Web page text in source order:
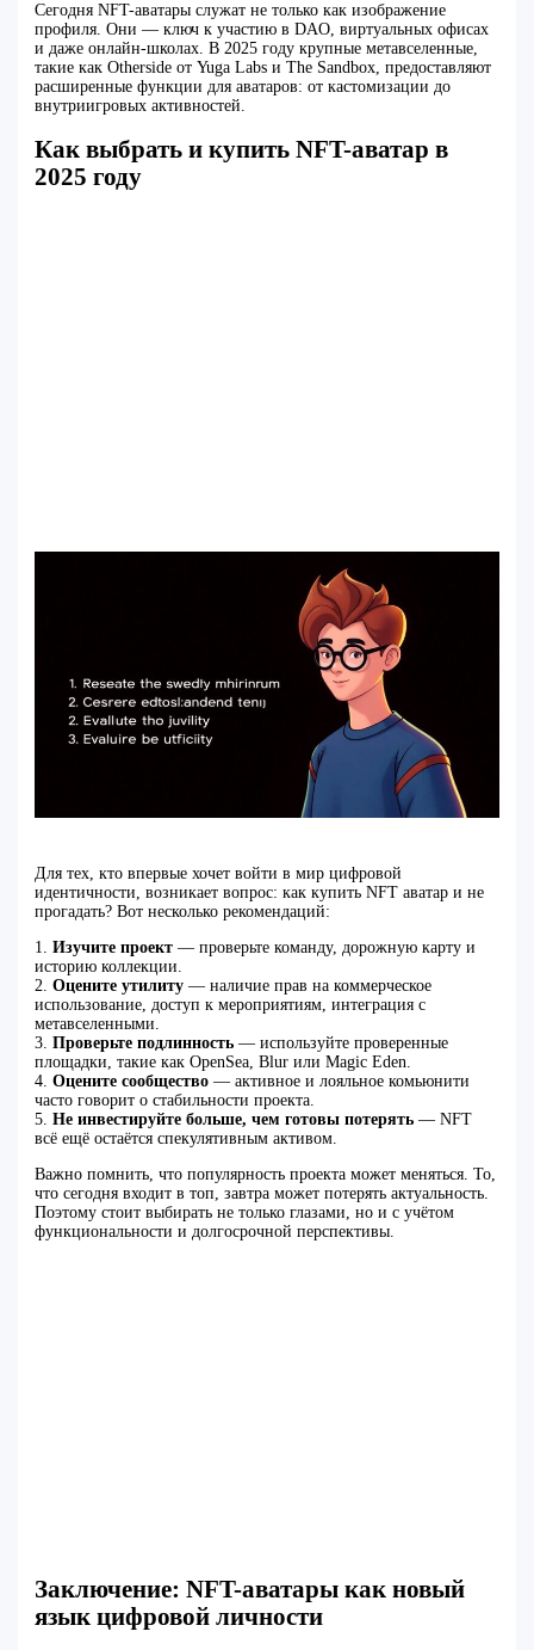
Сегодня NFT-аватары служат не только как изображение
профиля. Они — ключ к участию в DAO, виртуальных офисах
и даже онлайн-школах. В 2025 году крупные метавселенные,
такие как Otherside от Yuga Labs и The Sandbox, предоставляют
расширенные функции для аватаров: от кастомизации до
внутриигровых активностей.
Как выбрать и купить NFT-аватар в
2025 году
Для тех, кто впервые хочет войти в мир цифровой
идентичности, возникает вопрос: как купить NFT аватар и не
прогадать? Вот несколько рекомендаций:
1.Изучите проект — проверьте команду, дорожную карту и
историю коллекции.
2.Оцените утилиту — наличие прав на коммерческое
использование, доступ к мероприятиям, интеграция с
метавселенными.
3.Проверьте подлинность — используйте проверенные
площадки, такие как OpenSea, Blur или Magic Eden.
4.Оцените сообщество — активное и лояльное комьюнити
часто говорит о стабильности проекта.
5.Не инвестируйте больше, чем готовы потерять — NFT
всё ещё остаётся спекулятивным активом.
Важно помнить, что популярность проекта может меняться. То,
что сегодня входит в топ, завтра может потерять актуальность.
Поэтому стоит выбирать не только глазами, но и с учётом
функциональности и долгосрочной перспективы.
Заключение: NFT-аватары как новый
язык цифровой личности